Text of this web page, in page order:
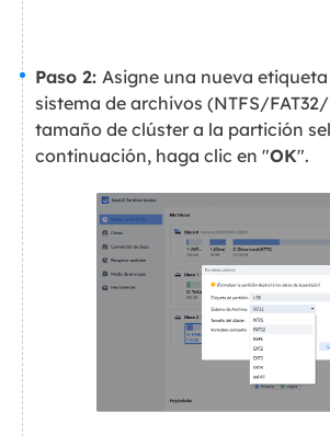
Paso 2: Asigne una nueva
sistema de archivos (NTFS/
tamaño de clúster a la partición
continuación, haga clic en "OK".